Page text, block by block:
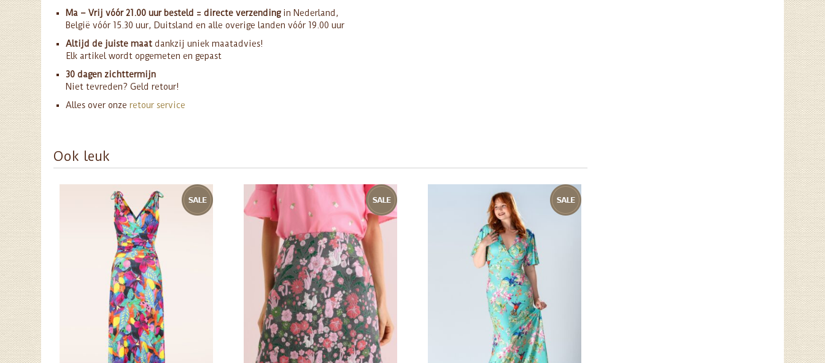
Ma – Vrij vóór 21.00 uur besteld = directe verzendingin Nederland,
België vóór 15.30 uur, Duitsland en alle overige landen vóór 19.00 uur
Altijd de juiste maat dankzij uniek maatadvies!
Elk artikel wordt opgemeten en gepast
30 dagen zichttermijn
Niet tevreden? Geld retour!
Alles over onze retour service
Ook leuk